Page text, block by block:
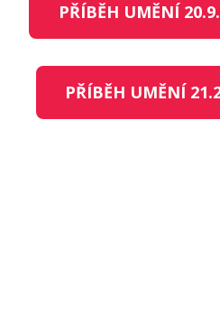
PŘÍBĚH UMĚNÍ
PŘÍBĚH UMĚNÍ